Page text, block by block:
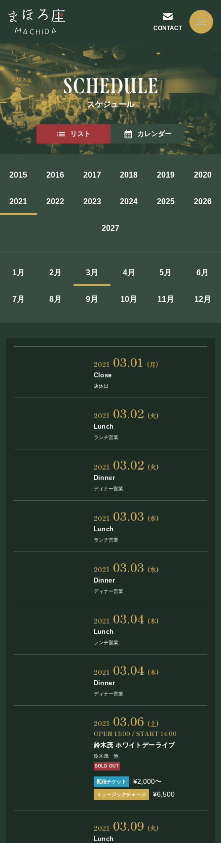
CONTACT
NEWS
お知らせ
ABOUT US
まほろ座について
アクセス
RESERVATION
FOOD&DRINK
貸切パーティー・ホールレンタル
よくある質問
プライバシーポリシー
お問い合わせ
スケジュール
リスト カレンダー
2015 2016 2017 2018 2019 2020
2021 2022 2023 2024 2025 2026
2027
1月 2月 3月 4月 5月 6月
7月 8月 9月 10月 11月 12月
2021 03.01 (月)
Close
店休日
2021 03.02 (火)
Lunch
ランチ営業
2021 03.02 (火)
Dinner
ディナー営業
2021 03.03 (水)
Lunch
ランチ営業
2021 03.03 (水)
Dinner
ディナー営業
2021 03.04 (木)
Lunch
ランチ営業
2021 03.04 (木)
Dinner
ディナー営業
2021 03.06 (土)
OPEN 13:00 / START 14:00
鈴木茂 ホワイトデーライブ
鈴木茂 他
SOLD OUT
¥2,000〜
¥6,500
2021 03.09 (火)
Lunch